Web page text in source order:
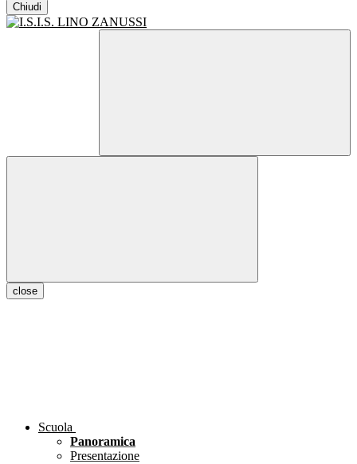
Chiudi
close
Scuola
Panoramica
Presentazione